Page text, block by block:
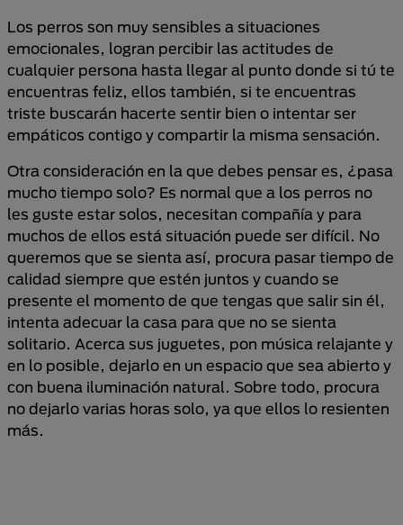
Los perros son muy sensibles a situaciones
emocionales, logran percibir las actitudes de
cualquier persona hasta llegar al punto donde si tú te
encuentras feliz, ellos también, si te encuentras
triste buscarán hacerte sentir bien o intentar ser
empáticos contigo y compartir la misma sensación.
Otra consideración en la que debes pensar es, ¿pasa
mucho tiempo solo? Es normal que a los perros no
les guste estar solos, necesitan compañía y para
muchos de ellos está situación puede ser difícil. No
queremos que se sienta así, procura pasar tiempo de
calidad siempre que estén juntos y cuando se
presente el momento de que tengas que salir sin él,
intenta adecuar la casa para que no se sienta
solitario. Acerca sus juguetes, pon música relajante y
en lo posible, dejarlo en un espacio que sea abierto y
con buena iluminación natural. Sobre todo, procura
no dejarlo varias horas solo, ya que ellos lo resienten
más.